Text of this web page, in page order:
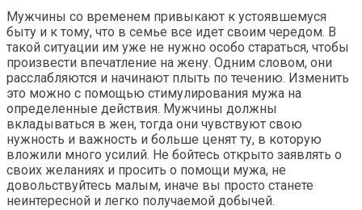
Мужчины со временем привыкают к устоявшемуся
быту и к тому, что в семье все идет своим чередом. В
такой ситуации им уже не нужно особо стараться, чтобы
произвести впечатление на жену. Одним словом, они
расслабляются и начинают плыть по течению. Изменить
это можно с помощью стимулирования мужа на
определенные действия. Мужчины должны
вкладываться в жен, тогда они чувствуют свою
нужность и важность и больше ценят ту, в которую
вложили много усилий. Не бойтесь открыто заявлять о
своих желаниях и просить о помощи мужа, не
довольствуйтесь малым, иначе вы просто станете
неинтересной и легко получаемой добычей.